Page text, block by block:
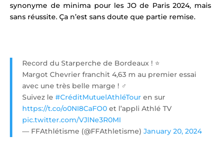
synonyme de minima pour les JO de Paris 2024, mais
sans réussite. Ça n’est sans doute que partie remise.
Record du Starperche de Bordeaux ! ⭐️
Margot Chevrier franchit 4,63 m au premier essai
avec une très belle marge ! ‍♂️
Suivez le #CréditMutuelAthléTour en sur
https://t.co/o0NI8CaFO0 et l’appli Athlé TV
pic.twitter.com/VJlNe3R0MI
— FFAthlétisme (@FFAthletisme) January 20, 2024